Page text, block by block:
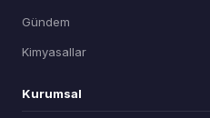
Gündem
Kimyasallar
Kurumsal